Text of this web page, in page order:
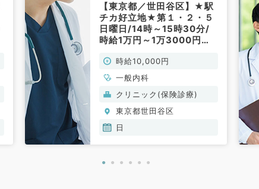
【東京都／世田谷区】★駅
チカ好立地★第１・２・５
日曜日/14時～15時30分/
時給1万円～1万3000円◎
系／非常勤）
時給10,000円
一般内科
クリニック(保険診療)
東京都世田谷区
日